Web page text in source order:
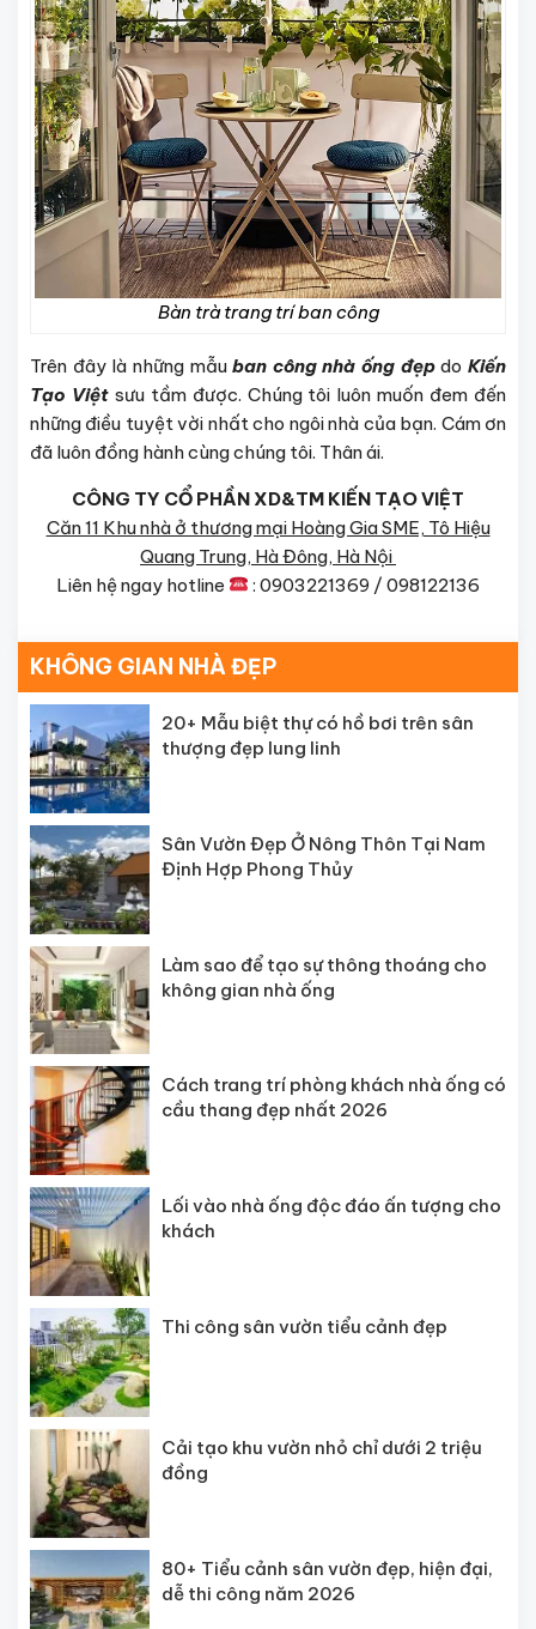
Bàn trà trang trí ban công
Trên đây là những mẫuban công nhà ống đẹpdoKiến
Tạo Việtsưu tầm được. Chúng tôi luôn muốn đem đến
những điều tuyệt vời nhất cho ngôi nhà của bạn. Cám ơn
đã luôn đồng hành cùng chúng tôi. Thân ái.
CÔNG TY CỔ PHẦN XD&TM KIẾN TẠO VIỆT
Căn 11 Khu nhà ở thương mại Hoàng Gia SME, Tô Hiệu
Quang Trung, Hà Đông, Hà Nội
Liên hệ ngay hotline
: 0903221369 / 098122136
KHÔNG GIAN NHÀ ĐẸP
20+ Mẫu biệt thự có hồ bơi trên sân
thượng đẹp lung linh
Sân Vườn Đẹp Ở Nông Thôn Tại Nam
Định Hợp Phong Thủy
Làm sao để tạo sự thông thoáng cho
không gian nhà ống
Cách trang trí phòng khách nhà ống có
cầu thang đẹp nhất 2026
Lối vào nhà ống độc đáo ấn tượng cho
khách
Thi công sân vườn tiểu cảnh đẹp
Cải tạo khu vườn nhỏ chỉ dưới 2 triệu
đồng
80+ Tiểu cảnh sân vườn đẹp, hiện đại,
dễ thi công năm 2026